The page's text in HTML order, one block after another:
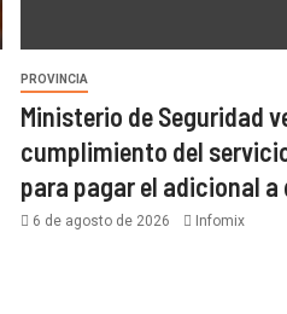
PROVINCIA
Ministerio de Seguridad
cumplimiento del
para pagar el adicional
6 de agosto de 2026 Infomix